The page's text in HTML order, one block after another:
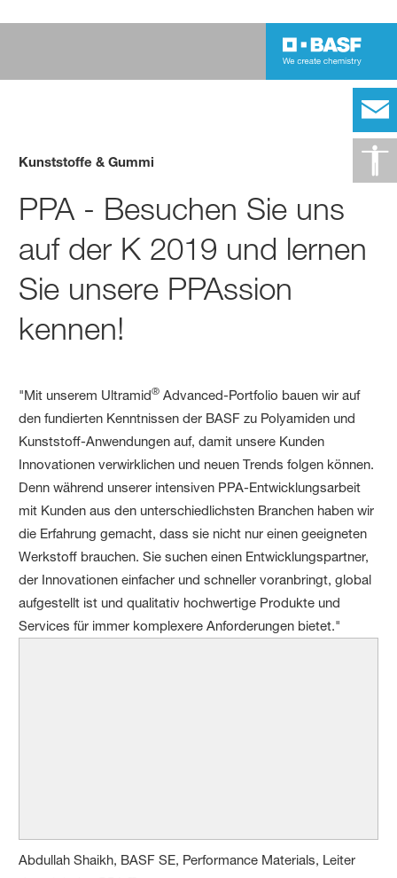
Kunststoffe & Gummi
PPA - Besuchen Sie uns
auf der K 2019 und lernen
Sie unsere PPAssion
kennen!
"Mit unserem Ultramid® Advanced-Portfolio bauen wir auf
den fundierten Kenntnissen der BASF zu Polyamiden und
Kunststoff-Anwendungen auf, damit unsere Kunden
Innovationen verwirklichen und neuen Trends folgen können.
Denn während unserer intensiven PPA-Entwicklungsarbeit
mit Kunden aus den unterschiedlichsten Branchen haben wir
die Erfahrung gemacht, dass sie nicht nur einen geeigneten
Werkstoff brauchen. Sie suchen einen Entwicklungspartner,
der Innovationen einfacher und schneller voranbringt, global
aufgestellt ist und qualitativ hochwertige Produkte und
Services für immer komplexere Anforderungen bietet."
Abdullah Shaikh, BASF SE, Performance Materials, Leiter